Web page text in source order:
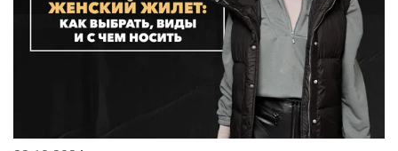
цветовая палитра бомберы хлопковая одежда
как выбрать одежду мужчине шорты карго
одежда с принтом для мужчин